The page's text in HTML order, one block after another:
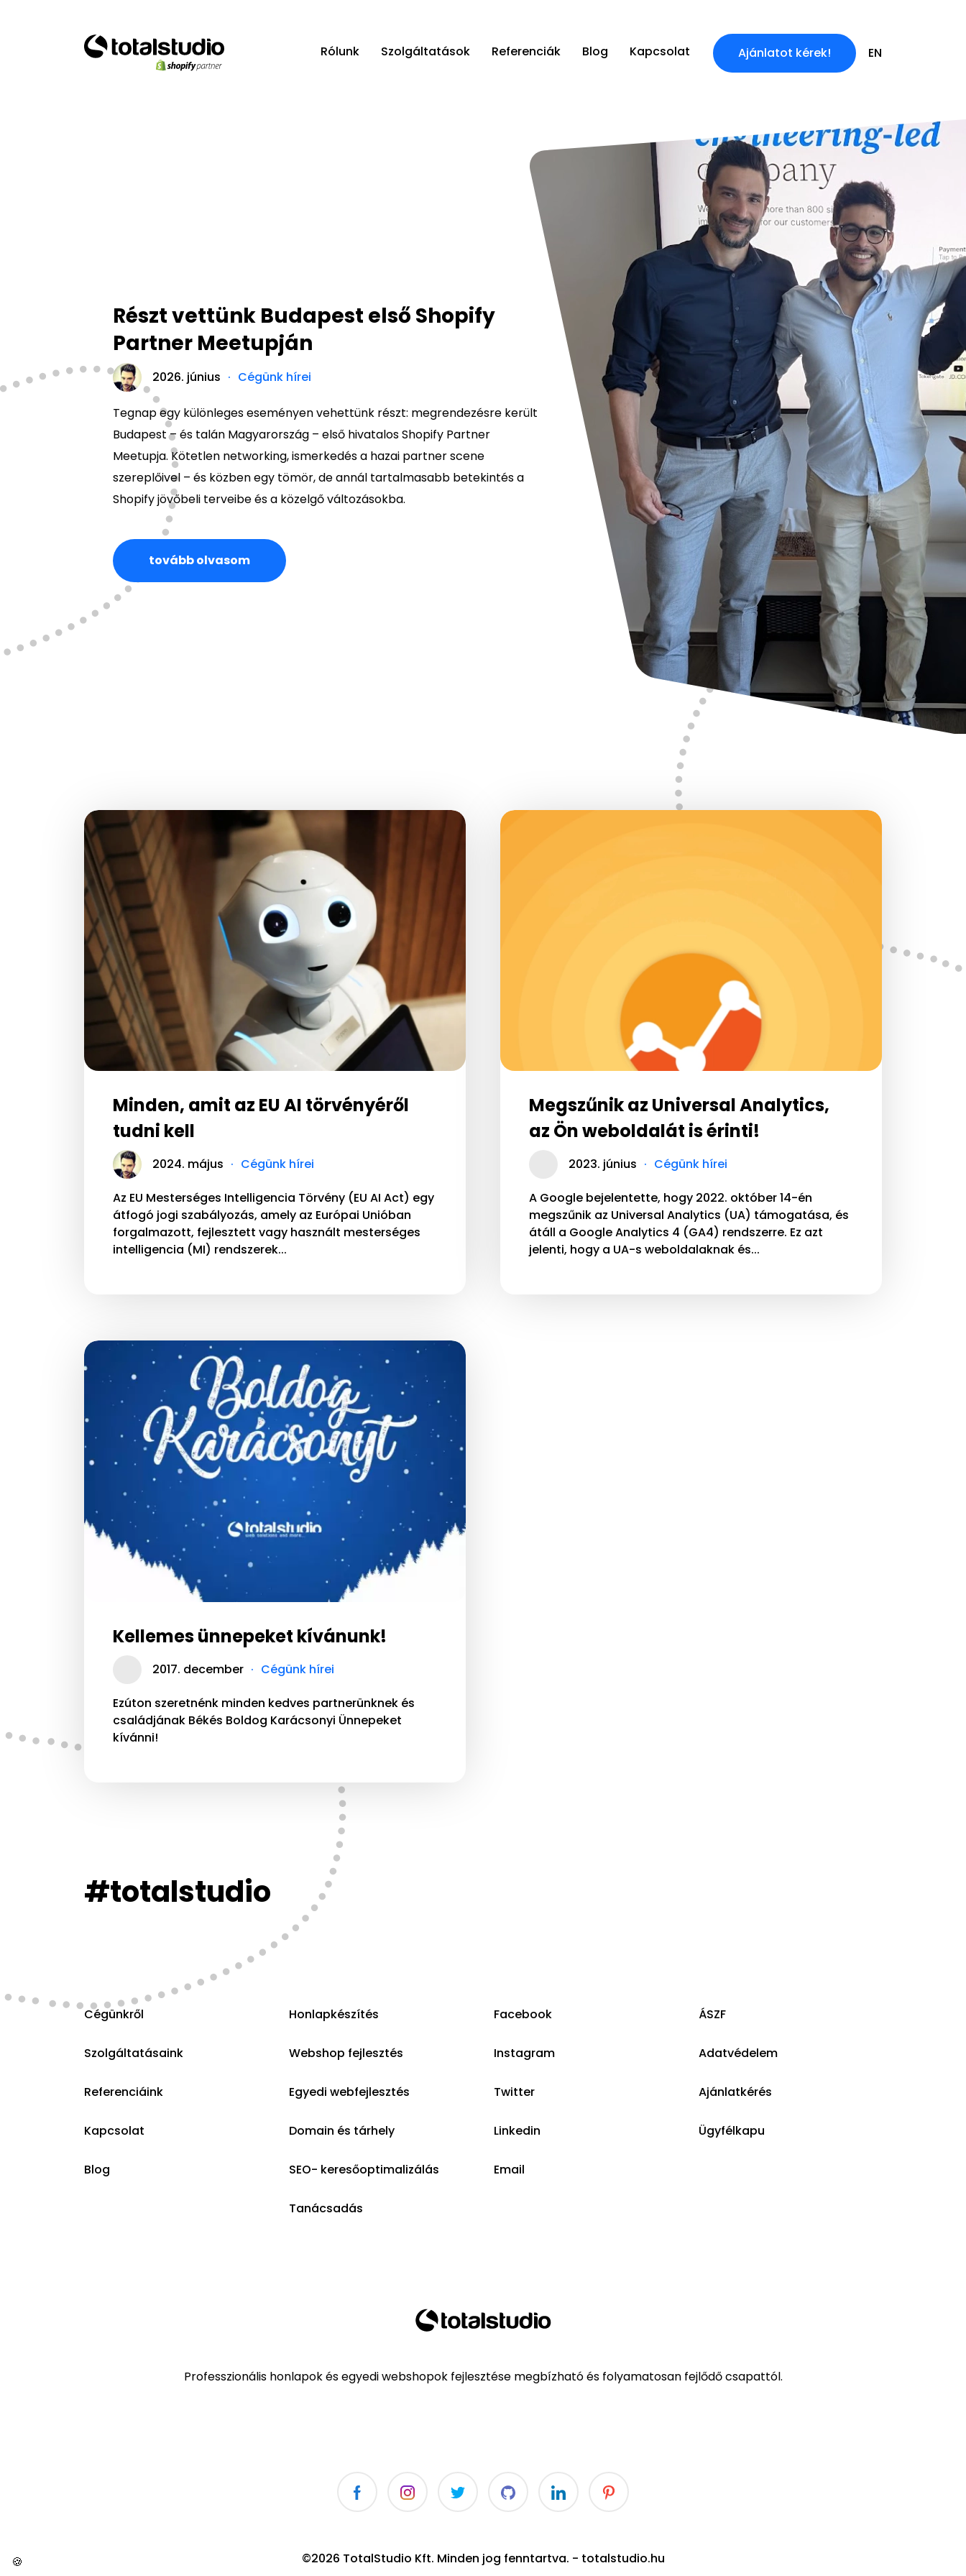
Rólunk Szolgáltatások Referenciák Blog Kapcsolat Ajánlatot kérek! EN
Részt vettünk Budapest első Shopify
Partner Meetupján
2026. június Cégünk hírei
Tegnap egy különleges eseményen vehettünk részt: megrendezésre került
Budapest – és talán Magyarország – első hivatalos Shopify Partner
Meetupja. Kötetlen networking, ismerkedés a hazai partner scene
szereplőivel – és közben egy tömör, de annál tartalmasabb betekintés a
Shopify jövőbeli terveibe és a közelgő változásokba.
tovább olvasom
Minden, amit az EU AI törvényéről
tudni kell
2024. május Cégünk hírei
Az EU Mesterséges Intelligencia Törvény (EU AI Act) egy
átfogó jogi szabályozás, amely az Európai Unióban
forgalmazott, fejlesztett vagy használt mesterséges
intelligencia (MI) rendszerek...
Megszűnik az Universal Analytics,
az Ön weboldalát is érinti!
2023. június Cégünk hírei
A Google bejelentette, hogy 2022. október 14-én
megszűnik az Universal Analytics (UA) támogatása, és
átáll a Google Analytics 4 (GA4) rendszerre. Ez azt
jelenti, hogy a UA-s weboldalaknak és...
Kellemes ünnepeket kívánunk!
2017. december Cégünk hírei
Ezúton szeretnénk minden kedves partnerünknek és
családjának Békés Boldog Karácsonyi Ünnepeket
kívánni!
#totalstudio
Cégünkről
Szolgáltatásaink
Referenciáink
Kapcsolat
Blog
Honlapkészítés
Webshop fejlesztés
Egyedi webfejlesztés
Domain és tárhely
SEO- keresőoptimalizálás
Tanácsadás
Facebook
Instagram
Twitter
Linkedin
Email
ÁSZF
Adatvédelem
Ajánlatkérés
Ügyfélkapu
Professzionális honlapok és egyedi webshopok fejlesztése megbízható és folyamatosan fejlődő csapattól.
©2026 TotalStudio Kft. Minden jog fenntartva. - totalstudio.hu
🍪